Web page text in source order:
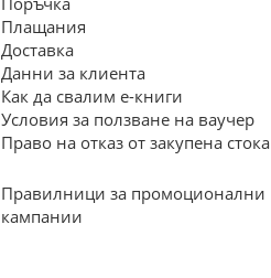
Плащания
Доставка
Данни за клиента
Как да свалим е-книги
Условия за ползване на ваучер
Право на отказ от закупена стока
Правилници за промоционални
кампании